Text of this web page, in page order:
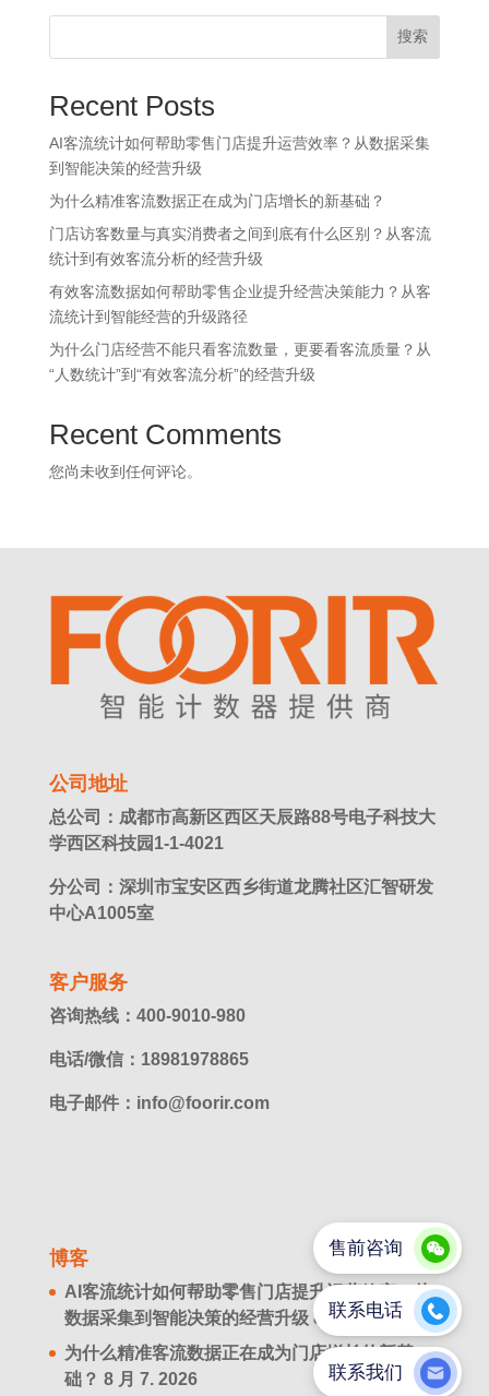
搜索
Recent Posts
AI客流统计如何帮助零售门店提升运营效率？从数据采集
到智能决策的经营升级
为什么精准客流数据正在成为门店增长的新基础？
门店访客数量与真实消费者之间到底有什么区别？从客流
统计到有效客流分析的经营升级
有效客流数据如何帮助零售企业提升经营决策能力？从客
流统计到智能经营的升级路径
为什么门店经营不能只看客流数量，更要看客流质量？从
“人数统计”到“有效客流分析”的经营升级
Recent Comments
您尚未收到任何评论。
公司地址
总公司：成都市高新区西区天辰路88号电子科技大
学西区科技园1-1-4021
分公司：深圳市宝安区西乡街道龙腾社区汇智研发
中心A1005室
客户服务
咨询热线：400-9010-980
电话/微信：18981978865
电子邮件：info@foorir.com
博客
AI客流统计如何帮助零售门店提升运营效率？从
数据采集到智能决策的经营升级 8 月 8. 2026
为什么精准客流数据正在成为门店增长的新基
础？ 8 月 7. 2026